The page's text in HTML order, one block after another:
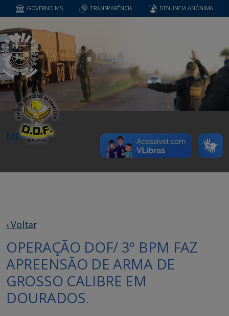
GOVERNO MS TRANSPARÊNCIA DENUNCIA ANÔNIMA
MENU
‹ Voltar
OPERAÇÃO DOF/ 3º BPM FAZ
APREENSÃO DE ARMA DE
GROSSO CALIBRE EM
DOURADOS.